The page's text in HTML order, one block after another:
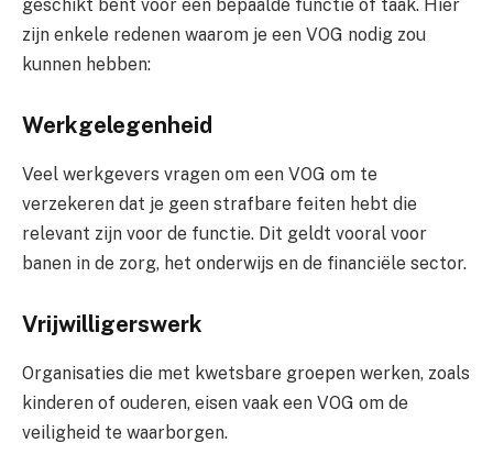
geschikt bent voor een bepaalde functie of taak. Hier
zijn enkele redenen waarom je een VOG nodig zou
kunnen hebben:
Werkgelegenheid
Veel werkgevers vragen om een VOG om te
verzekeren dat je geen strafbare feiten hebt die
relevant zijn voor de functie. Dit geldt vooral voor
banen in de zorg, het onderwijs en de financiële sector.
Vrijwilligerswerk
Organisaties die met kwetsbare groepen werken, zoals
kinderen of ouderen, eisen vaak een VOG om de
veiligheid te waarborgen.